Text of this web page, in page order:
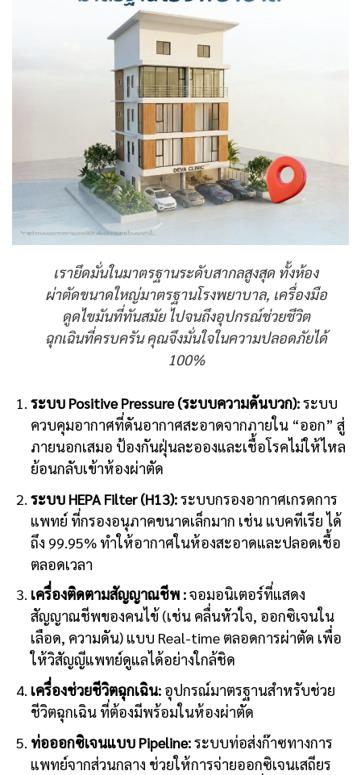
เรายึดมั่นในมาตรฐานระดับสากลสูงสุด ทั้งห้อง
ผ่าตัดขนาดใหญ่มาตรฐานโรงพยาบาล, เครื่องมือ
ดูดไขมันที่ทันสมัย ไปจนถึงอุปกรณ์ช่วยชีวิต
ฉุกเฉินที่ครบครัน คุณจึงมั่นใจในความปลอดภัยได้
100%
ระบบ Positive Pressure (ระบบความดันบวก):ระบบ
ควบคุมอากาศที่ดันอากาศสะอาดจากภายใน “ออก” สู่
ภายนอกเสมอ ป้องกันฝุ่นละอองและเชื้อโรคไม่ให้ไหล
ย้อนกลับเข้าห้องผ่าตัด
ระบบ HEPA Filter (H13):ระบบกรองอากาศเกรดการ
แพทย์ ที่กรองอนุภาคขนาดเล็กมาก เช่น แบคทีเรีย ได้
ถึง 99.95% ทำให้อากาศในห้องสะอาดและปลอดเชื้อ
ตลอดเวลา
เครื่องติดตามสัญญาณชีพ :จอมอนิเตอร์ที่แสดง
สัญญาณชีพของคนไข้ (เช่น คลื่นหัวใจ, ออกซิเจนใน
เลือด, ความดัน) แบบ Real-time ตลอดการผ่าตัด เพื่อ
ให้วิสัญญีแพทย์ดูแลได้อย่างใกล้ชิด
เครื่องช่วยชีวิตฉุกเฉิน: อุปกรณ์มาตรฐานสำหรับช่วย
ชีวิตฉุกเฉิน ที่ต้องมีพร้อมในห้องผ่าตัด
ท่อออกซิเจนแบบ Pipeline:ระบบท่อส่งก๊าซทางการ
แพทย์จากส่วนกลาง ช่วยให้การจ่ายออกซิเจนเสถียร